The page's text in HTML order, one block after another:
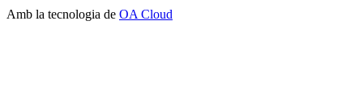
Amb la tecnologia de OA Cloud